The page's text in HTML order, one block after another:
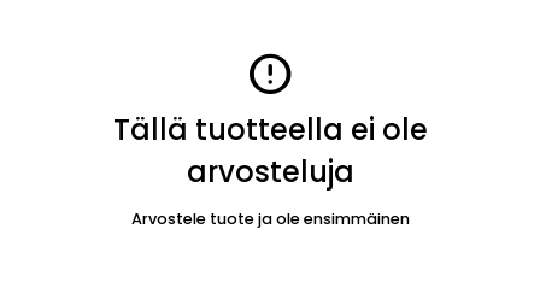
error
Tällä tuotteella ei ole
arvosteluja
Arvostele tuote ja ole ensimmäinen